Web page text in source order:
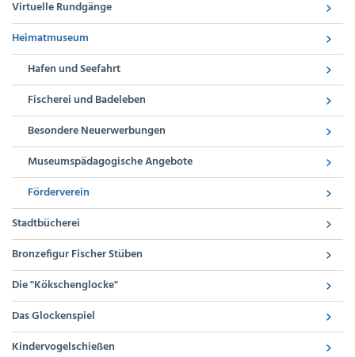
Virtuelle Rundgänge
Heimatmuseum
Hafen und Seefahrt
Fischerei und Badeleben
Besondere Neuerwerbungen
Museumspädagogische Angebote
Förderverein
Stadtbücherei
Bronzefigur Fischer Stüben
Die "Kökschenglocke"
Das Glockenspiel
Kindervogelschießen